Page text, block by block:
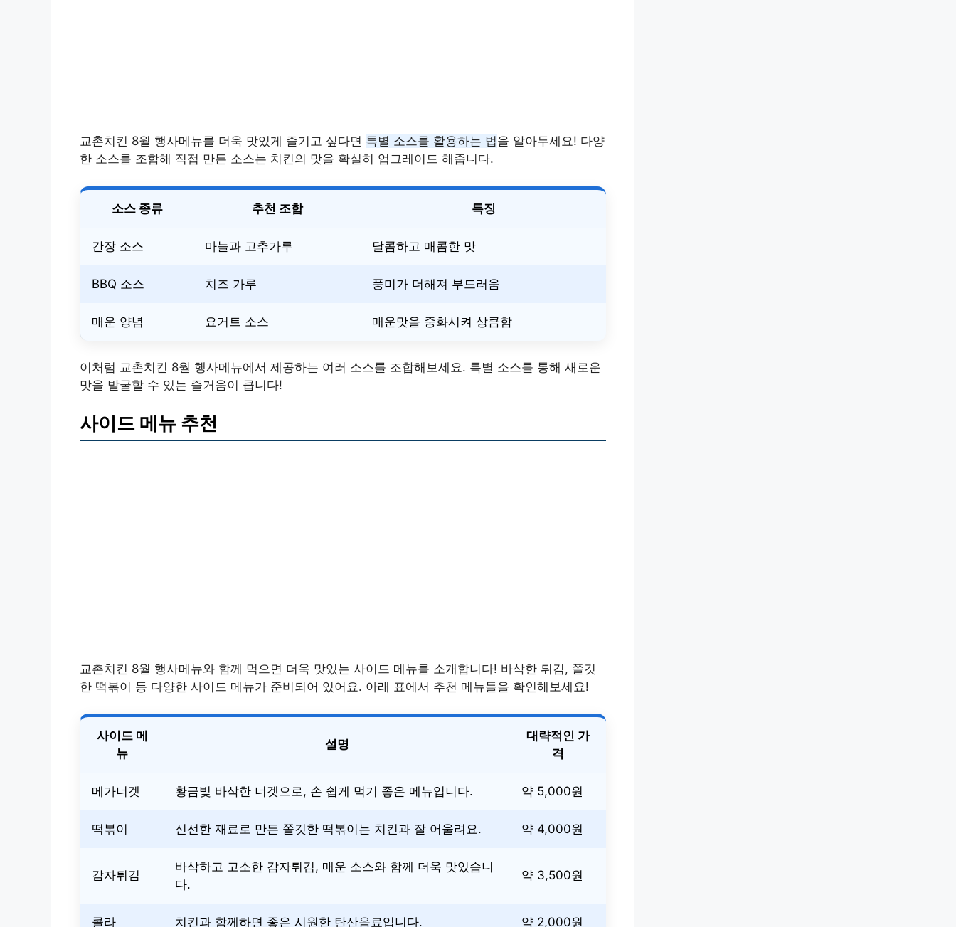
교촌치킨 8월 행사메뉴를 더욱 맛있게 즐기고 싶다면 특별 소스를 활용하는 법을 알아두세요! 다양
한 소스를 조합해 직접 만든 소스는 치킨의 맛을 확실히 업그레이드 해줍니다.
소스 종류 추천 조합 특징
간장 소스 마늘과 고추가루 달콤하고 매콤한 맛
BBQ 소스 치즈 가루 풍미가 더해져 부드러움
매운 양념 요거트 소스 매운맛을 중화시켜 상큼함
이처럼 교촌치킨 8월 행사메뉴에서 제공하는 여러 소스를 조합해보세요. 특별 소스를 통해 새로운
맛을 발굴할 수 있는 즐거움이 큽니다!
사이드 메뉴 추천
교촌치킨 8월 행사메뉴와 함께 먹으면 더욱 맛있는 사이드 메뉴를 소개합니다! 바삭한 튀김, 쫄깃
한 떡볶이 등 다양한 사이드 메뉴가 준비되어 있어요. 아래 표에서 추천 메뉴들을 확인해보세요!
사이드 메
뉴
설명
대략적인 가
격
메가너겟 황금빛 바삭한 너겟으로, 손 쉽게 먹기 좋은 메뉴입니다. 약 5,000원
떡볶이 신선한 재료로 만든 쫄깃한 떡볶이는 치킨과 잘 어울려요. 약 4,000원
감자튀김
바삭하고 고소한 감자튀김, 매운 소스와 함께 더욱 맛있습니
다.
약 3,500원
콜라 치킨과 함께하면 좋은 시원한 탄산음료입니다. 약 2,000원